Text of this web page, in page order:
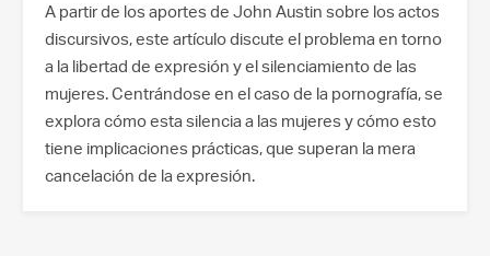
A partir de los aportes de John Austin sobre los actos
discursivos, este artículo discute el problema en torno
a la libertad de expresión y el silenciamiento de las
mujeres. Centrándose en el caso de la pornografía, se
explora cómo esta silencia a las mujeres y cómo esto
tiene implicaciones prácticas, que superan la mera
cancelación de la expresión.